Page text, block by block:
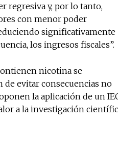
regresiva y, por lo tanto,
con menor poder
significativamente
los ingresos fiscales”.
nicotina se
de evitar consecuencias no
la aplicación de un
a la investigación